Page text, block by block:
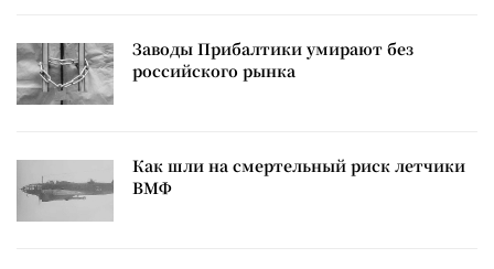
Заводы Прибалтики умирают без
российского рынка
Как шли на смертельный риск летчики
ВМФ